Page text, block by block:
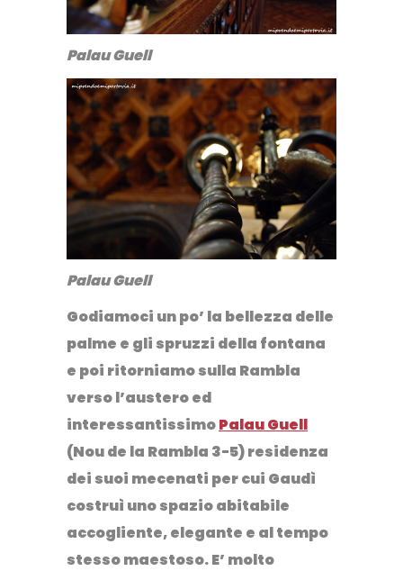
Palau Guell
Palau Guell
Godiamoci un po’ la bellezza delle
palme e gli spruzzi della fontana
e poi ritorniamo sulla Rambla
verso l’austero ed
interessantissimoPalau Guell
(Nou de la Rambla 3-5) residenza
dei suoi mecenati per cui Gaudì
costruì uno spazio abitabile
accogliente, elegante e al tempo
stesso maestoso. E’ molto